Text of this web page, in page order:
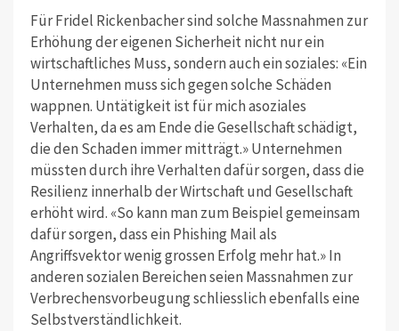
Für Fridel Rickenbacher sind solche Massnahmen zur
Erhöhung der eigenen Sicherheit nicht nur ein
wirtschaftliches Muss, sondern auch ein soziales: «Ein
Unternehmen muss sich gegen solche Schäden
wappnen. Untätigkeit ist für mich asoziales
Verhalten, da es am Ende die Gesellschaft schädigt,
die den Schaden immer mitträgt.» Unternehmen
müssten durch ihre Verhalten dafür sorgen, dass die
Resilienz innerhalb der Wirtschaft und Gesellschaft
erhöht wird. «So kann man zum Beispiel gemeinsam
dafür sorgen, dass ein Phishing Mail als
Angriffsvektor wenig grossen Erfolg mehr hat.» In
anderen sozialen Bereichen seien Massnahmen zur
Verbrechensvorbeugung schliesslich ebenfalls eine
Selbstverständlichkeit.